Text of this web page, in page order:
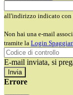
all'indirizzo indicato con
Non hai una e-mail
tramite la Login
E-mail inviata, si
Errore